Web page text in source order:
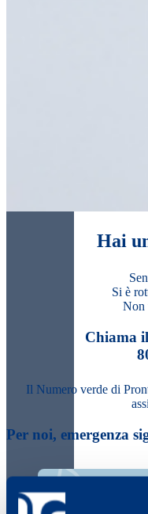
Hai
Si è
Non
Chiama
Il Numero verde di
Per noi, emergenza